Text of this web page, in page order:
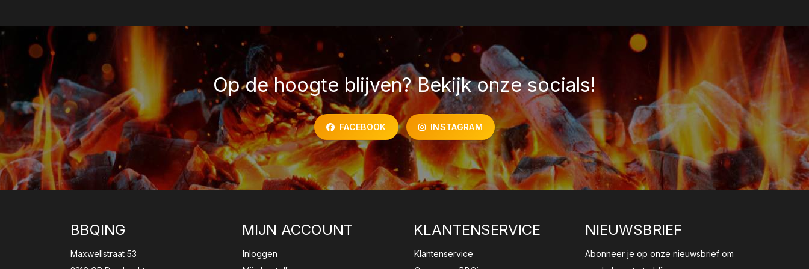
Op de hoogte blijven? Bekijk onze socials!
FACEBOOK INSTAGRAM
BBQING
Maxwellstraat 53
MIJN ACCOUNT
Inloggen
KLANTENSERVICE
Klantenservice
NIEUWSBRIEF
Abonneer je op onze nieuwsbrief om